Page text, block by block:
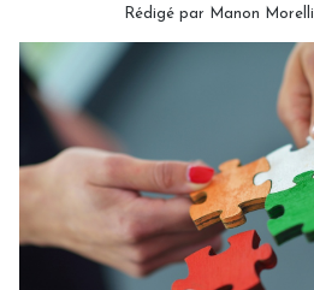
Rédigé par Manon Morelli